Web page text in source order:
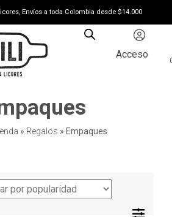
Envíos a toda Colombia desde $14.000
Acceso
» Regalos » Empaques